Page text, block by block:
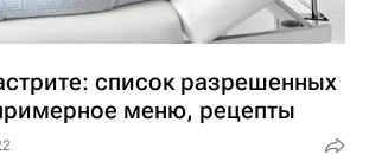
список разрешенных
меню, рецепты